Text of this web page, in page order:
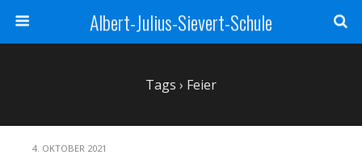
Albert-Julius-Sievert-Schule
Tags › Feier
4. OKTOBER 2021